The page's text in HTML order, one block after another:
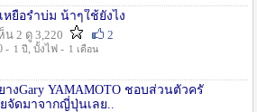
หยื่อรำบ่ม น้าๆใช้ยังไง
น 2 ดู 3,220
2
- 1 ปี , บั้งไฟ - 1 เดือน
งGary YAMAMOTO ชอบส่วนตัวครั
จัดมาจากญี่ปุ่นเลย..